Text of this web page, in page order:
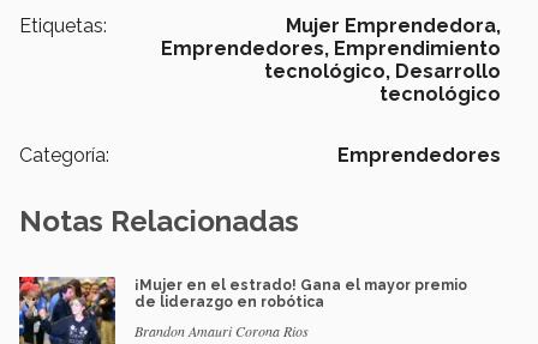
Etiquetas:
Mujer Emprendedora,
Emprendedores, Emprendimiento
tecnológico, Desarrollo
tecnológico
Categoría: Emprendedores
Notas Relacionadas
¡Mujer en el estrado! Gana el mayor premio
de liderazgo en robótica
Brandon Amauri Corona Rios